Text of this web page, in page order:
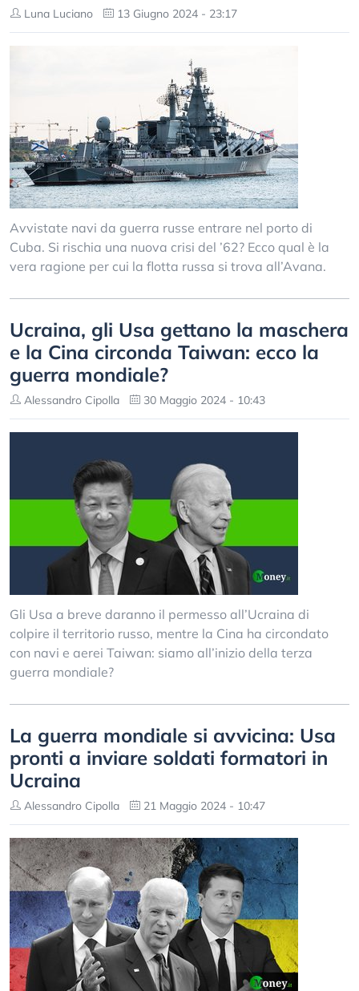
Luna Luciano 13 Giugno 2024 - 23:17
Avvistate navi da guerra russe entrare nel porto di
Cuba. Si rischia una nuova crisi del ’62? Ecco qual è la
vera ragione per cui la flotta russa si trova all’Avana.
Ucraina, gli Usa gettano la maschera
e la Cina circonda Taiwan: ecco la
guerra mondiale?
Alessandro Cipolla 30 Maggio 2024 - 10:43
Gli Usa a breve daranno il permesso all’Ucraina di
colpire il territorio russo, mentre la Cina ha circondato
con navi e aerei Taiwan: siamo all’inizio della terza
guerra mondiale?
La guerra mondiale si avvicina: Usa
pronti a inviare soldati formatori in
Ucraina
Alessandro Cipolla 21 Maggio 2024 - 10:47